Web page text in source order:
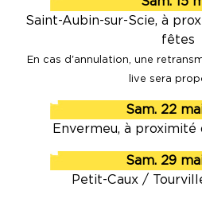
Saint-Aubin-sur-Scie, à
fêtes
En cas d'annulation, une
live sera
Sam. 22
Envermeu, à proximité
Sam. 29
Petit-Caux /